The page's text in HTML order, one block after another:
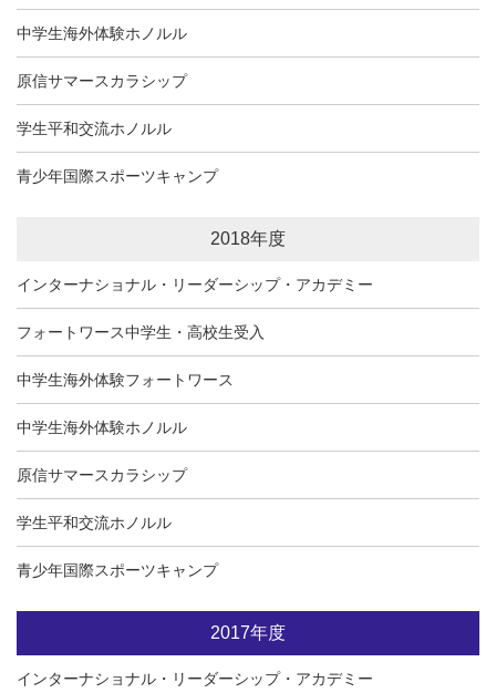
中学生海外体験ホノルル
原信サマースカラシップ
学生平和交流ホノルル
青少年国際スポーツキャンプ
2018年度
インターナショナル・リーダーシップ・アカデミー
フォートワース中学生・高校生受入
中学生海外体験フォートワース
中学生海外体験ホノルル
原信サマースカラシップ
学生平和交流ホノルル
青少年国際スポーツキャンプ
2017年度
インターナショナル・リーダーシップ・アカデミー